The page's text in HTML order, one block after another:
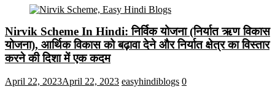
Nirvik Scheme In Hindi: निर्विक योजना (निर्यात ऋण विकास
योजना), आर्थिक विकास को बढ़ावा देने और निर्यात क्षेत्र का विस्तार
करने की दिशा में एक कदम
April 22, 2023April 22, 2023 easyhindiblogs 0